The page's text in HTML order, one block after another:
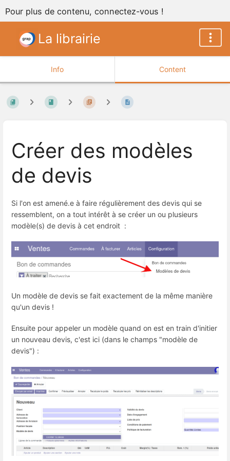
Pour plus de contenu, connectez-vous !
La librairie
Info Content
Créer des modèles
de devis
Si l'on est amené.e à faire régulièrement des devis qui se
ressemblent, on a tout intérêt à se créer un ou plusieurs
modèle(s) de devis à cet endroit :
Un modèle de devis se fait exactement de la même manière
qu'un devis !
Ensuite pour appeler un modèle quand on est en train d'initier
un nouveau devis, c'est ici (dans le champs "modèle de
devis") :